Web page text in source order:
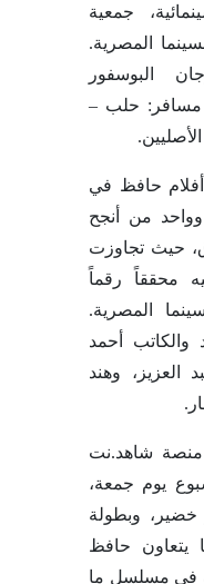
جمعية
المصرية.
البوسفور
مسافر: حلب –
أنجح أفلام حافظ في
وواحد من أنجح
حيث تجاوزت
جنيه محققاً رقماً
المصرية.
والكاتب أحمد
العزيز، وهند
شاهد.نت
يوم جمعة،
وبطولة
يتعاون حافظ
في مسلسل ما